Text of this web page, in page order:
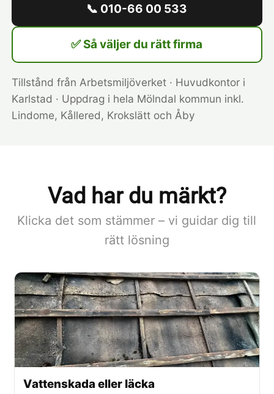
📞 010-66 00 533
✅ Så väljer du rätt firma
Tillstånd från Arbetsmiljöverket · Huvudkontor i
Karlstad · Uppdrag i hela Mölndal kommun inkl.
Lindome, Kållered, Krokslätt och Åby
Vad har du märkt?
Klicka det som stämmer – vi guidar dig till
rätt lösning
Vattenskada eller läcka